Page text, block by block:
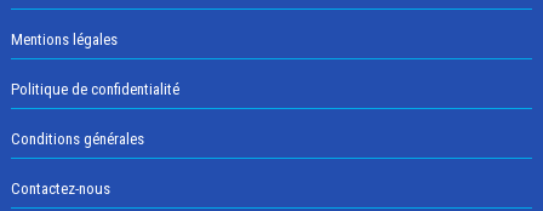
Mentions légales
Politique de confidentialité
Conditions générales
Contactez-nous